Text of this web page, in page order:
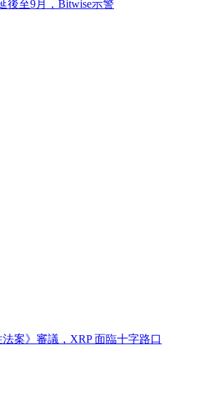
後至9月，Bitwise示警
案》審議，XRP 面臨十字路口